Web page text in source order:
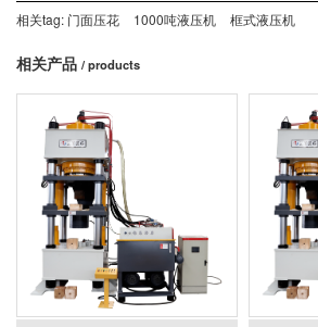
相关tag: 门面压花 1000吨液压机 框式液压机
相关产品 / products